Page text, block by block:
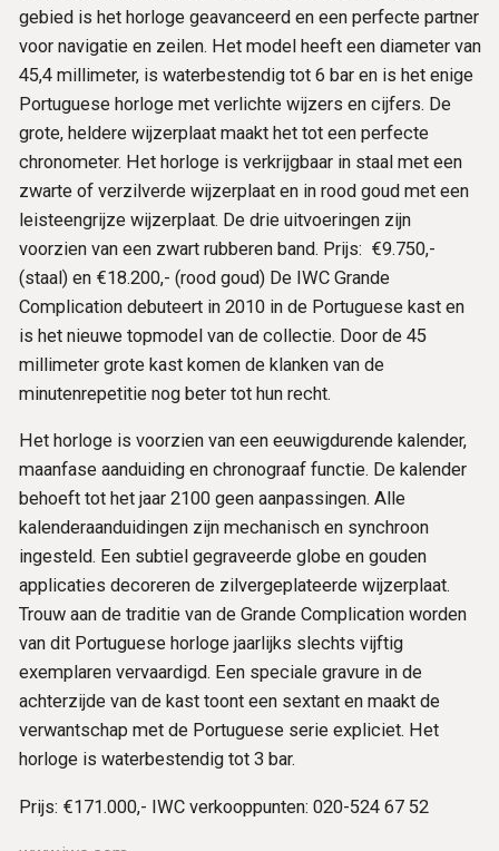
gebied is het horloge geavanceerd en een perfecte partner
voor navigatie en zeilen. Het model heeft een diameter van
45,4 millimeter, is waterbestendig tot 6 bar en is het enige
Portuguese horloge met verlichte wijzers en cijfers. De
grote, heldere wijzerplaat maakt het tot een perfecte
chronometer. Het horloge is verkrijgbaar in staal met een
zwarte of verzilverde wijzerplaat en in rood goud met een
leisteengrijze wijzerplaat. De drie uitvoeringen zijn
voorzien van een zwart rubberen band. Prijs: €9.750,-
(staal) en €18.200,- (rood goud) De IWC Grande
Complication debuteert in 2010 in de Portuguese kast en
is het nieuwe topmodel van de collectie. Door de 45
millimeter grote kast komen de klanken van de
minutenrepetitie nog beter tot hun recht.
Het horloge is voorzien van een eeuwigdurende kalender,
maanfase aanduiding en chronograaf functie. De kalender
behoeft tot het jaar 2100 geen aanpassingen. Alle
kalenderaanduidingen zijn mechanisch en synchroon
ingesteld. Een subtiel gegraveerde globe en gouden
applicaties decoreren de zilvergeplateerde wijzerplaat.
Trouw aan de traditie van de Grande Complication worden
van dit Portuguese horloge jaarlijks slechts vijftig
exemplaren vervaardigd. Een speciale gravure in de
achterzijde van de kast toont een sextant en maakt de
verwantschap met de Portuguese serie expliciet. Het
horloge is waterbestendig tot 3 bar.
Prijs: €171.000,- IWC verkooppunten: 020-524 67 52